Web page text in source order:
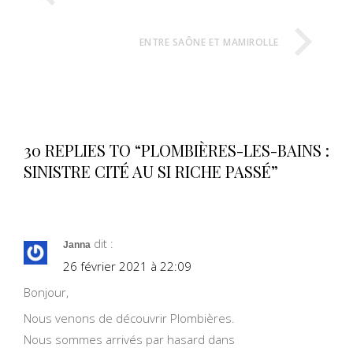
ENTRE SAÔNE ET MAMIROLLE
30 REPLIES TO “PLOMBIÈRES-LES-BAINS :
SINISTRE CITÉ AU SI RICHE PASSÉ”
Janna dit :
26 février 2021 à 22:09
Bonjour,
Nous venons de découvrir Plombières.
Nous sommes arrivés par hasard dans